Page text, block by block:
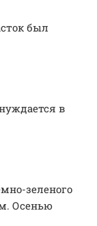
был
в
зеленого
Осенью